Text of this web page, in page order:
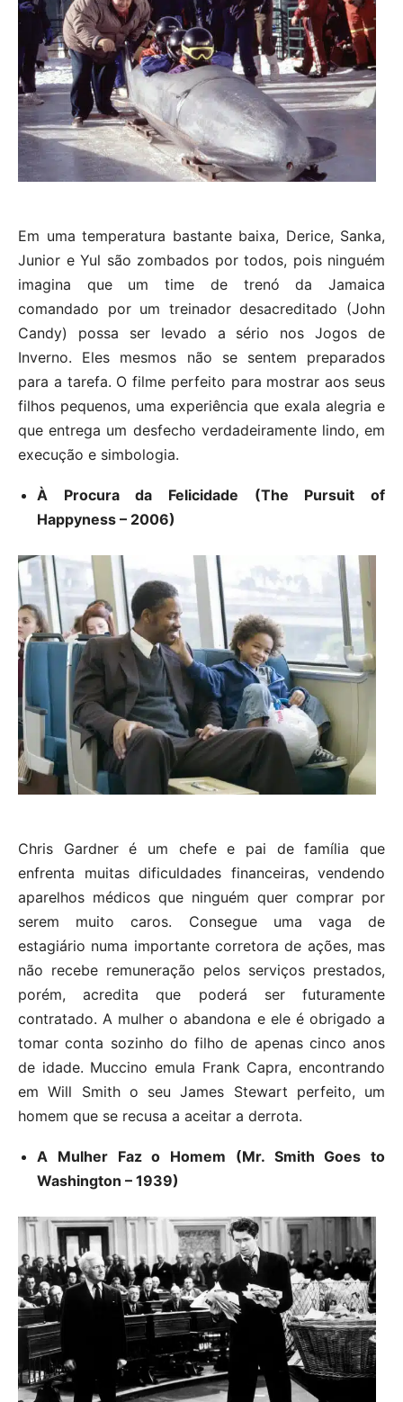
Em uma temperatura bastante baixa, Derice, Sanka,
Junior e Yul são zombados por todos, pois ninguém
imagina que um time de trenó da Jamaica
comandado por um treinador desacreditado (John
Candy) possa ser levado a sério nos Jogos de
Inverno. Eles mesmos não se sentem preparados
para a tarefa. O filme perfeito para mostrar aos seus
filhos pequenos, uma experiência que exala alegria e
que entrega um desfecho verdadeiramente lindo, em
execução e simbologia.
À Procura da Felicidade (The Pursuit of
Happyness – 2006)
Chris Gardner é um chefe e pai de família que
enfrenta muitas dificuldades financeiras, vendendo
aparelhos médicos que ninguém quer comprar por
serem muito caros. Consegue uma vaga de
estagiário numa importante corretora de ações, mas
não recebe remuneração pelos serviços prestados,
porém, acredita que poderá ser futuramente
contratado. A mulher o abandona e ele é obrigado a
tomar conta sozinho do filho de apenas cinco anos
de idade. Muccino emula Frank Capra, encontrando
em Will Smith o seu James Stewart perfeito, um
homem que se recusa a aceitar a derrota.
A Mulher Faz o Homem (Mr. Smith Goes to
Washington – 1939)